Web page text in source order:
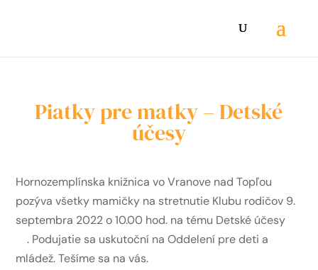
Piatky pre matky – Detské
účesy
Hornozemplínska knižnica vo Vranove nad Topľou
pozýva všetky mamičky na stretnutie Klubu rodičov 9.
septembra 2022 o 10.00 hod. na tému Detské účesy
. Podujatie sa uskutoční na Oddelení pre deti a
mládež. Tešíme sa na vás.